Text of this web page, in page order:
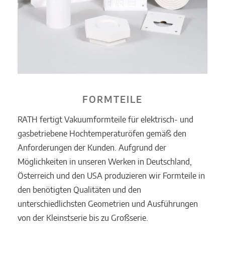
FORMTEILE
RATH fertigt Vakuumformteile für elektrisch- und
gasbetriebene Hochtemperaturöfen gemäß den
Anforderungen der Kunden. Aufgrund der
Möglichkeiten in unseren Werken in Deutschland,
Österreich und den USA produzieren wir Formteile in
den benötigten Qualitäten und den
unterschiedlichsten Geometrien und Ausführungen
von der Kleinstserie bis zu Großserie.